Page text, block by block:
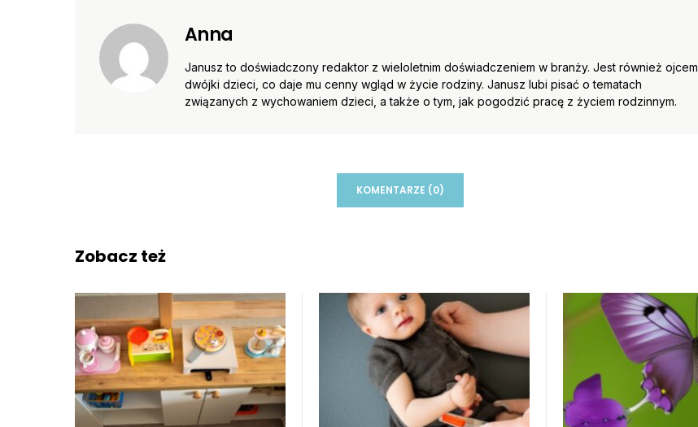
Anna
Janusz to doświadczony redaktor z wieloletnim doświadczeniem w branży. Jest również ojcem
dwójki dzieci, co daje mu cenny wgląd w życie rodziny. Janusz lubi pisać o tematach
związanych z wychowaniem dzieci, a także o tym, jak pogodzić pracę z życiem rodzinnym.
KOMENTARZE (0)
Zobacz też